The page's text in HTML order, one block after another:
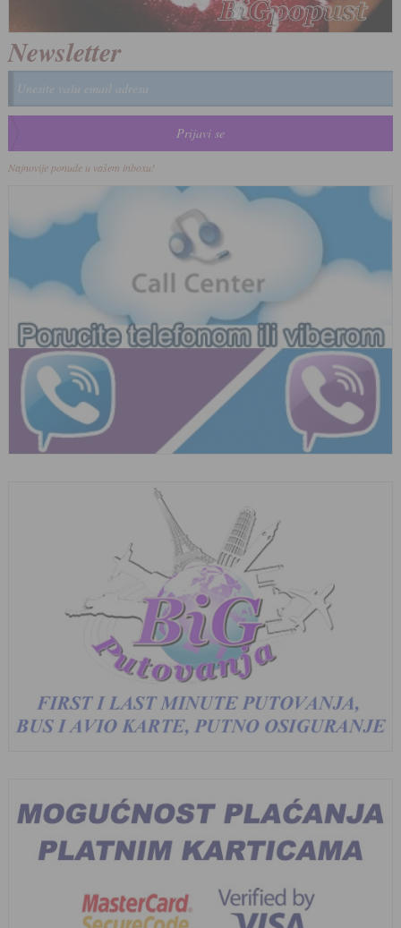
Newsletter
Najnovije ponude u vašem inboxu!